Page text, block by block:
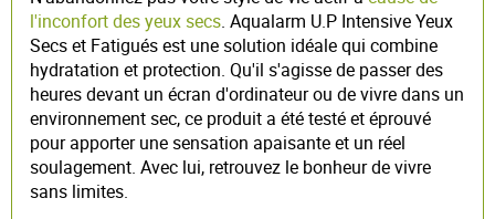
l'inconfort des yeux secs. Aqualarm U.P Intensive Yeux
Secs et Fatigués est une solution idéale qui combine
hydratation et protection. Qu'il s'agisse de passer des
heures devant un écran d'ordinateur ou de vivre dans un
environnement sec, ce produit a été testé et éprouvé
pour apporter une sensation apaisante et un réel
soulagement. Avec lui, retrouvez le bonheur de vivre
sans limites.